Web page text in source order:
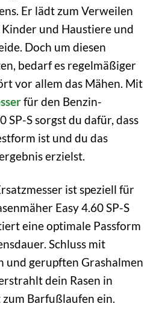
Er lädt zum Verweilen
und Haustiere und
Doch um diesen
bedarf es regelmäßiger
vor allem das Mähen. Mit
für den Benzin-
SP-S sorgst du dafür, dass
ist und du das
erzielst.
ist speziell für
Easy 4.60 SP-S
eine optimale Passform
Schluss mit
und gerupften Grashalmen
dein Rasen in
Barfußlaufen ein.